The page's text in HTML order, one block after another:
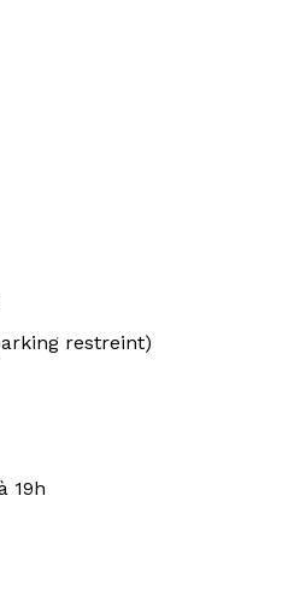
restreint)
19h